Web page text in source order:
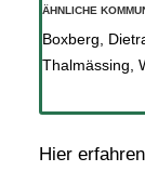
Hier
ÄHNLICHE
Boxberg
Thalmässing